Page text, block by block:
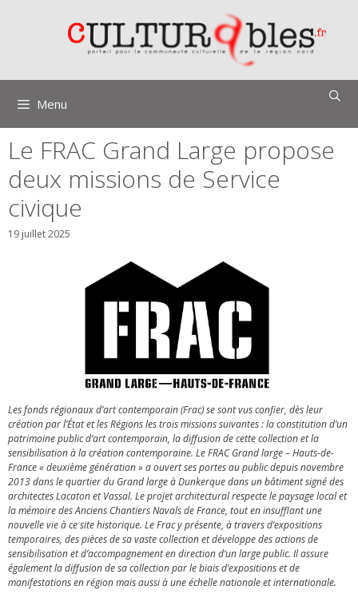
Menu
Le FRAC Grand Large propose
deux missions de Service
civique
19 juillet 2025
Les fonds régionaux d’art contemporain (Frac) se sont vus confier, dès leur
création par l’État et les Régions les trois missions suivantes : la constitution d’un
patrimoine public d’art contemporain, la diffusion de cette collection et la
sensibilisation à la création contemporaine. Le FRAC Grand large – Hauts-de-
France « deuxième génération » a ouvert ses portes au public depuis novembre
2013 dans le quartier du Grand large à Dunkerque dans un bâtiment signé des
architectes Lacaton et Vassal. Le projet architectural respecte le paysage local et
la mémoire des Anciens Chantiers Navals de France, tout en insufflant une
nouvelle vie à ce site historique. Le Frac y présente, à travers d’expositions
temporaires, des pièces de sa vaste collection et développe des actions de
sensibilisation et d’accompagnement en direction d’un large public. Il assure
également la diffusion de sa collection par le biais d’expositions et de
manifestations en région mais aussi à une échelle nationale et internationale.